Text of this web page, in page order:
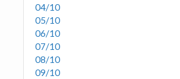
04/10
05/10
06/10
07/10
08/10
09/10